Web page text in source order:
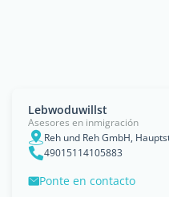
Lebwoduwillst
Asesores en inmigración
Reh und Reh GmbH,
49015114105883
Ponte en contacto